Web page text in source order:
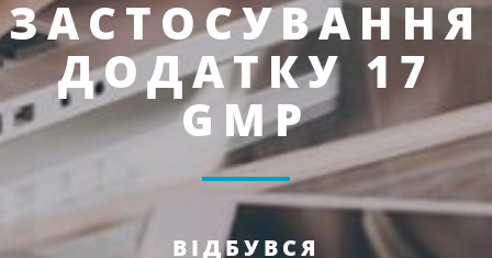
ЗАСТОСУВАННЯ
ДОДАТКУ 17
GMP
ВІДБУВСЯ